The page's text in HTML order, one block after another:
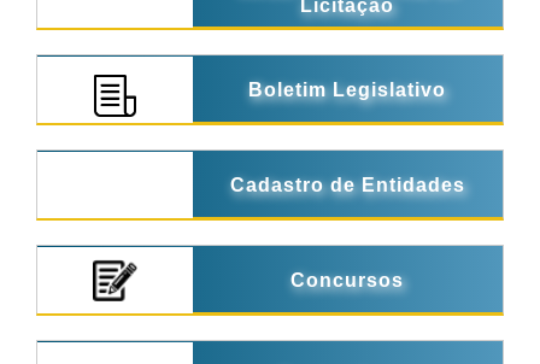
Licitação
Boletim Legislativo
Cadastro de Entidades
Concursos